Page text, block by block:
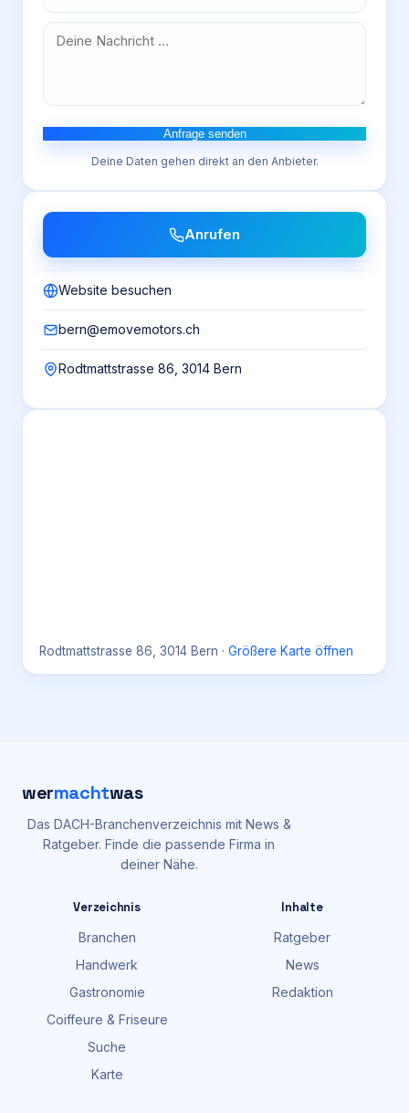
Anfrage senden
Deine Daten gehen direkt an den Anbieter.
Anrufen
Website besuchen
bern@emovemotors.ch
Rodtmattstrasse 86, 3014 Bern
Rodtmattstrasse 86, 3014 Bern · Größere Karte öffnen
wermachtwas
Das DACH-Branchenverzeichnis mit News &
Ratgeber. Finde die passende Firma in
deiner Nähe.
Verzeichnis
Branchen
Handwerk
Gastronomie
Coiffeure & Friseure
Suche
Karte
Inhalte
Ratgeber
News
Redaktion